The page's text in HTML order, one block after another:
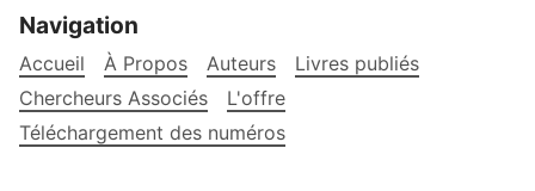
Navigation
Accueil À Propos Auteurs
Livres publiés
Chercheurs Associés
L'offre
Téléchargement des numéros